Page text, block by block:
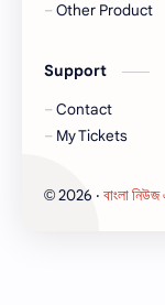
Other Product
Support
Contact
My Tickets
© 2026 ‧ বাংলা নিউজ